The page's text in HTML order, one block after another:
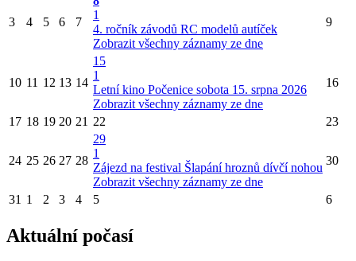
3 4 5 6 7
1
4. ročník závodů RC modelů autíček
Zobrazit všechny záznamy ze dne
9
10 11 12 13 14
15
1
Letní kino Počenice sobota 15. srpna 2026
Zobrazit všechny záznamy ze dne
16
17 18 19 20 21 22 23
24 25 26 27 28
29
1
Zájezd na festival Šlapání hroznů dívčí nohou
Zobrazit všechny záznamy ze dne
30
31 1 2 3 4 5 6
Aktuální počasí